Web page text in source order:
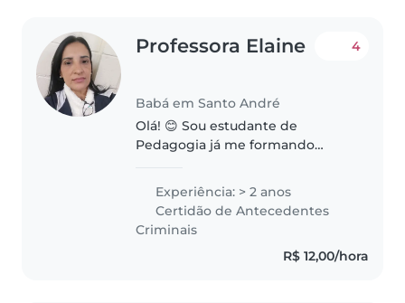
Professora Elaine
Babá em Santo André
4
Olá! 😊 Sou estudante de
Pedagogia já me formando
escolar e acompanhamento
infantil. Carinhosa, responsável e
paciente, adoro brincar,..
Experiência: > 2 anos
Certidão de Antecedentes
Criminais
R$ 12,00/hora